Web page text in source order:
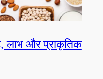
लाभ और प्राकृतिक